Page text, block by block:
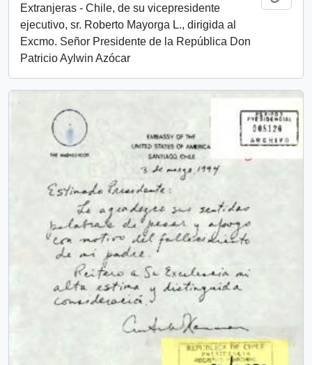
Extranjeras - Chile, de su vicepresidente
ejecutivo, sr. Roberto Mayorga L., dirigida al
Excmo. Señor Presidente de la República Don
Patricio Aylwin Azócar